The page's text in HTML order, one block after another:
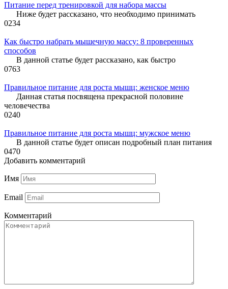
Питание перед тренировкой для набора массы
Ниже будет рассказано, что необходимо принимать
0234
Как быстро набрать мышечную массу: 8 проверенных
способов
В данной статье будет рассказано, как быстро
0763
Правильное питание для роста мышц: женское меню
Данная статья посвящена прекрасной половине
человечества
0240
Правильное питание для роста мышц: мужское меню
В данной статье будет описан подробный план питания
0470
Добавить комментарий
Имя
Email
Комментарий